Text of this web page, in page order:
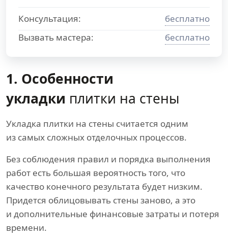
1. Особенности
укладки плитки на стены
Укладка плитки на стены считается одним
из самых сложных отделочных процессов.
Без соблюдения правил и порядка выполнения
работ есть большая вероятность того, что
качество конечного результата будет низким.
Придется облицовывать стены заново, а это
и дополнительные финансовые затраты и потеря
времени.
Консультация:
бесплатно
Вызвать мастера:
бесплатно